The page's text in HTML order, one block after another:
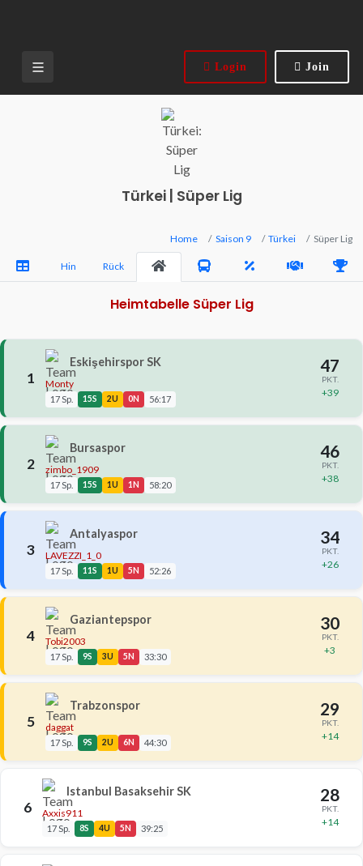
Login Join
Türkei | Süper Lig
Home Saison 9 Türkei Süper Lig
Hin Rück
Heimtabelle Süper Lig
1
Eskişehirspor SK
Monty
17 Sp. 15S 2U 0N 56:17
47
PKT.
+39
2
Bursaspor
zimbo_1909
17 Sp. 15S 1U 1N 58:20
46
PKT.
+38
3
Antalyaspor
LAVEZZI_1_0
17 Sp. 11S 1U 5N 52:26
34
PKT.
+26
4
Gaziantepspor
Tobi2003
17 Sp. 9S 3U 5N 33:30
30
PKT.
+3
5
Trabzonspor
daggat
17 Sp. 9S 2U 6N 44:30
29
PKT.
+14
6
Istanbul Basaksehir SK
Axxis911
17 Sp. 8S 4U 5N 39:25
28
PKT.
+14